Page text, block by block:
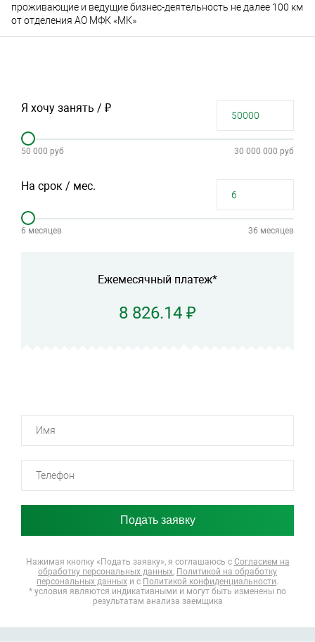
проживающие и ведущие бизнес-деятельность не далее 100 км
от отделения АО МФК «МК»
Я хочу занять / ₽
50 000 руб 30 000 000 руб
На срок / мес.
6 месяцев 36 месяцев
Ежемесячный платеж*
8 826.14 ₽
Нажимая кнопку «Подать заявку», я соглашаюсь с Согласием на
обработку персональных данных, Политикой на обработку
персональных данных и с Политикой конфиденциальности.
* условия являются индикативными и могут быть изменены по
результатам анализа заемщика